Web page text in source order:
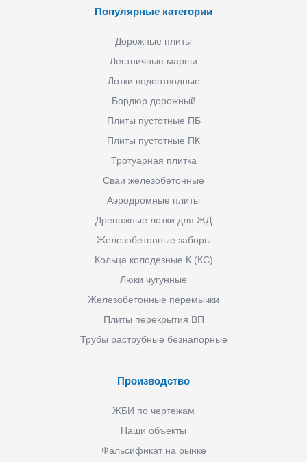
Популярные категории
Дорожные плиты
Лестничные марши
Лотки водоотводные
Бордюр дорожный
Плиты пустотные ПБ
Плиты пустотные ПК
Тротуарная плитка
Сваи железобетонные
Аэродромные плиты
Дренажные лотки для ЖД
Железобетонные заборы
Кольца колодезные К (КС)
Люки чугунные
Железобетонные перемычки
Плиты перекрытия ВП
Трубы раструбные безнапорные
Производство
ЖБИ по чертежам
Наши объекты
Фальсификат на рынке